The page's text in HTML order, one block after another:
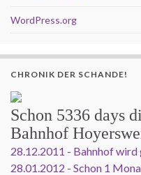
WordPress.org
CHRONIK DER SCHANDE!
Schon 5336 days
Bahnhof
28.12.2011 - Bahnhof wird
28.01.2012 - Schon 1